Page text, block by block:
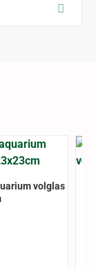
volglas